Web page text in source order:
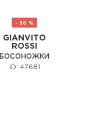
- 30 %
GIANVITO
ROSSI
БОСОНОЖКИ
ID: 47681